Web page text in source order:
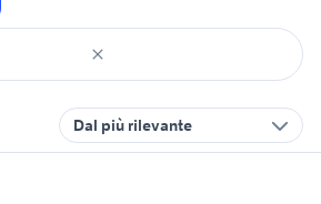
Dal più rilevante